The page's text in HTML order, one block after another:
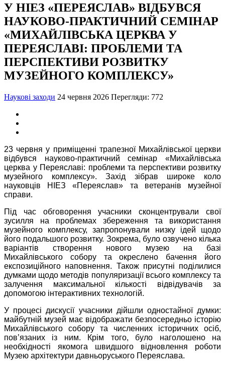
У НІЕЗ «ПЕРЕЯСЛАВ» ВІДБУВСЯ
НАУКОВО-ПРАКТИЧНИЙ СЕМІНАР
«МИХАЙЛІВСЬКА ЦЕРКВА У
ПЕРЕЯСЛАВІ: ПРОБЛЕМИ ТА
ПЕРСПЕКТИВИ РОЗВИТКУ
МУЗЕЙНОГО КОМПЛЕКСУ»
Наукові заходи 24 червня 2026 Перегляди: 772
23 червня у приміщенні трапезної Михайлівської церкви
відбувся науково-практичний семінар «Михайлівська
церква у Переяславі: проблеми та перспективи розвитку
музейного комплексу». Захід зібрав широке коло
науковців НІЕЗ «Переяслав» та ветеранів музейної
справи.
Під час обговорення учасники сконцентрували свої
зусилля на проблемах збереження та використання
музейного комплексу, запропонували низку ідей щодо
його подальшого розвитку. Зокрема, було озвучено кілька
варіантів створення нового музею на базі
Михайлівського собору та окреслено бачення його
експозиційного наповнення. Також присутні поділилися
думками щодо методів популяризації всього комплексу та
залучення максимальної кількості відвідувачів за
допомогою інтерактивних технологій.
У процесі дискусії учасники дійшли одностайної думки:
майбутній музей має відображати безпосередньо історію
Михайлівського собору та численних історичних осіб,
пов’язаних із ним. Крім того, було наголошено на
необхідності якомога швидшого відновлення роботи
Музею архітектури давньоруського Переяслава.